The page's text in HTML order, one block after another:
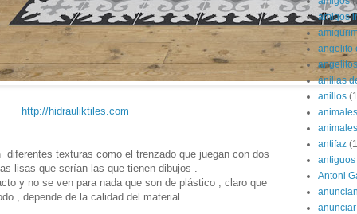
http://hidrauliktiles.com
diferentes texturas como el trenzado que juegan con dos
lisas que serían las que tienen dibujos .
y no se ven para nada que son de plástico , claro que
, depende de la calidad del material .....
amigos
angelito
angelitos
anillas
anillos
animales
antifaz
antiguos
Antoni